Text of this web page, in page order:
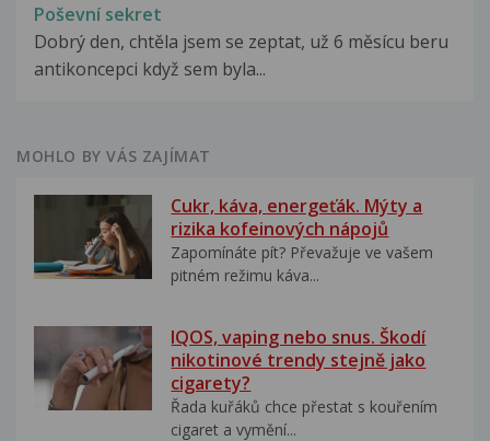
Poševní sekret
Dobrý den, chtěla jsem se zeptat, už 6 měsícu beru
antikoncepci když sem byla...
MOHLO BY VÁS ZAJÍMAT
Cukr, káva, energeťák. Mýty a
rizika kofeinových nápojů
Zapomínáte pít? Převažuje ve vašem
pitném režimu káva...
IQOS, vaping nebo snus. Škodí
nikotinové trendy stejně jako
cigarety?
Řada kuřáků chce přestat s kouřením
cigaret a vymění...